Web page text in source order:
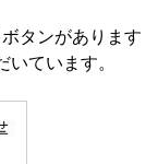
タンがあります
ています。